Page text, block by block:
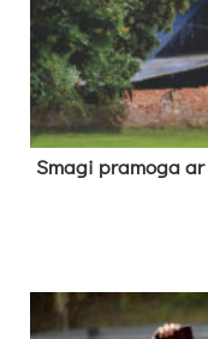
Sma­gi pra­mo­ga